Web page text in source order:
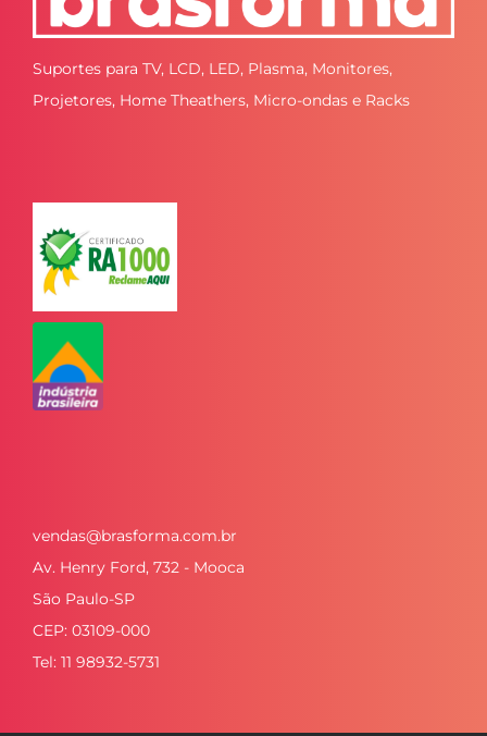
Suportes para TV, LCD, LED, Plasma, Monitores,
Projetores, Home Theathers, Micro-ondas e Racks
vendas@brasforma.com.br
Av. Henry Ford, 732 - Mooca
São Paulo-SP
CEP: 03109-000
Tel: 11 98932-5731